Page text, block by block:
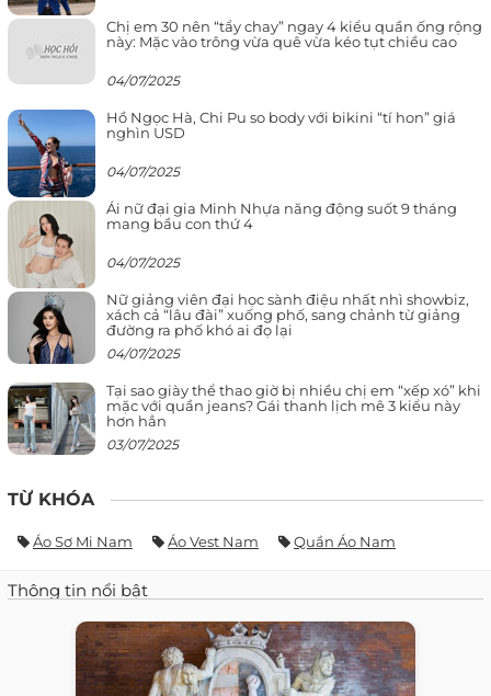
Chị em 30 nên “tẩy chay” ngay 4 kiểu quần ống rộng
này: Mặc vào trông vừa quê vừa kéo tụt chiều cao
04/07/2025
Hồ Ngọc Hà, Chi Pu so body với bikini “tí hon” giá
nghìn USD
04/07/2025
Ái nữ đại gia Minh Nhựa năng động suốt 9 tháng
mang bầu con thứ 4
04/07/2025
Nữ giảng viên đại học sành điệu nhất nhì showbiz,
xách cả “lâu đài” xuống phố, sang chảnh từ giảng
đường ra phố khó ai đọ lại
04/07/2025
Tại sao giày thể thao giờ bị nhiều chị em “xếp xó” khi
mặc với quần jeans? Gái thanh lịch mê 3 kiểu này
hơn hẳn
03/07/2025
TỪ KHÓA
Áo Sơ Mi Nam Áo Vest Nam Quần Áo Nam
Thông tin nổi bật